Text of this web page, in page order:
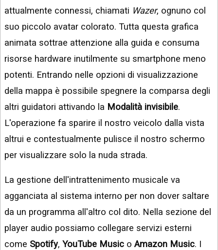
attualmente connessi, chiamati Wazer, ognuno col
suo piccolo avatar colorato. Tutta questa grafica
animata sottrae attenzione alla guida e consuma
risorse hardware inutilmente su smartphone meno
potenti. Entrando nelle opzioni di visualizzazione
della mappa è possibile spegnere la comparsa degli
altri guidatori attivando la Modalità invisibile.
L'operazione fa sparire il nostro veicolo dalla vista
altrui e contestualmente pulisce il nostro schermo
per visualizzare solo la nuda strada.
La gestione dell'intrattenimento musicale va
agganciata al sistema interno per non dover saltare
da un programma all'altro col dito. Nella sezione del
player audio possiamo collegare servizi esterni
come Spotify, YouTube Music oAmazon Music. I